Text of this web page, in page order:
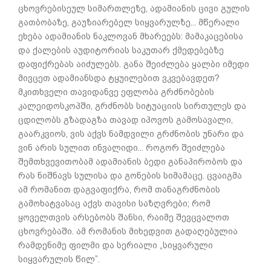
ცხოვრებისეულ სიმართლეზე, ადამიანის ცივი გულის
გათბობაზე, გაუზიარებელ სიყვარულზე... მწერალი
ეხება ადამიანის ნაკლოვან მხარეებს: მამაკაცებისა
და ქალების აუდიტორიას საკუთარ ქმედებებზე
დაფიქრებას აიძულებს. განა შეიძლება ყალბი იმედი
მივცეთ ადამიანსდა ტყუილებით ვკვებავდეთ?
მკითხველი თავიდანვე ეფლობა გრძნობების
კალეიდოსკოპში, გრძნობს სიტუაციის სირთულეს და
ცდილობს გზადაგზა თავად იპოვოს გამოსავალი,
გაარკვიოს, ვის აქვს ნამდვილი გრძნობის უნარი და
ვინ არის სულით ინვალიდი... როგორ შეიძლება
შემთხვევითობამ ადამიანის ბედი განაპირობოს და
რას ნიშნავს სულისა და გონების სიმამაცე. ცვაიგმა
ამ რომანით დაგვაფიქრა, რომ თანაგრძნობის
გამოხატვასაც აქვს თავისი საზღვრები; რომ
ყოველთვის არსებობს შანსი, რაიმე შევცვალოთ
ცხოვრებაში. ამ რომანის მიხედვით გადაღებულია
რამდენიმე ფილმი და სერიალი „სიყვარული
სიყვარულის წილ”.